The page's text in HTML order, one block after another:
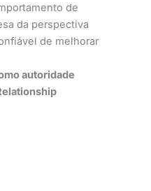
de
da perspectiva
de melhorar
autoridade